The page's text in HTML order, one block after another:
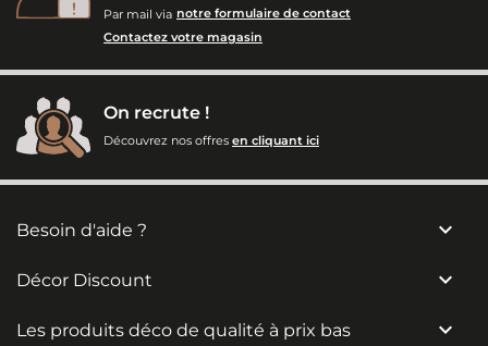
Par mail via notre formulaire de contact
Contactez votre magasin
On recrute !
Découvrez nos offres en cliquant ici
Besoin d'aide ? 
Décor Discount 
Les produits déco de qualité à prix bas 